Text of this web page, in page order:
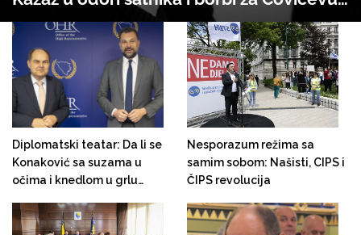
BiH!
Diplomatski teatar: Da li se
Konaković sa suzama u
očima i knedlom u grlu
razotkrije Schmidta!?
Nesporazum režima sa
samim sobom: Našisti, CIPS i
ČIPS revolucija